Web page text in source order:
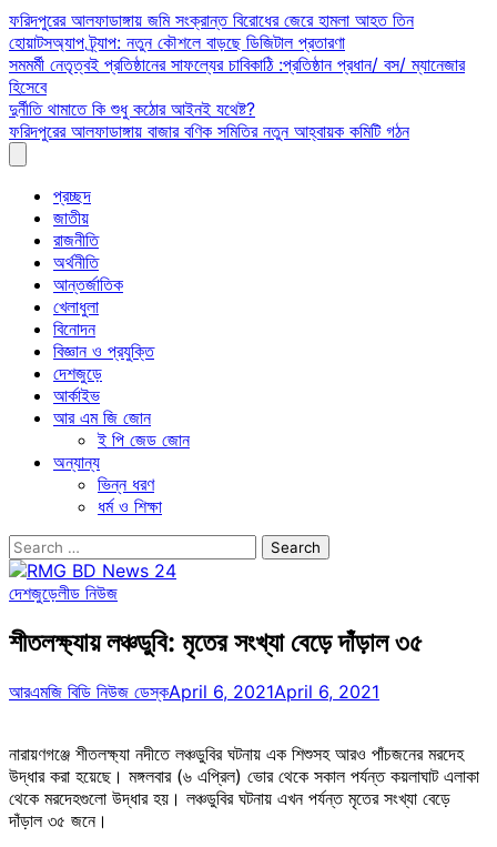
Skip
to
content
ফরিদপুরের আলফাডাঙ্গায় জমি সংক্রান্ত বিরোধের জেরে হামলা আহত তিন
হোয়াটসঅ্যাপ ট্র্যাপ: নতুন কৌশলে বাড়ছে ডিজিটাল প্রতারণা
সমমর্মী নেতৃত্বই প্রতিষ্ঠানের সাফল্যের চাবিকাঠি :প্রতিষ্ঠান প্রধান/ বস/ ম্যানেজার
হিসেবে
দুর্নীতি থামাতে কি শুধু কঠোর আইনই যথেষ্ট?
ফরিদপুরের আলফাডাঙ্গায় বাজার বণিক সমিতির নতুন আহ্বায়ক কমিটি গঠন
প্রচ্ছদ
জাতীয়
রাজনীতি
অর্থনীতি
আন্তর্জাতিক
খেলাধুলা
বিনোদন
বিজ্ঞান ও প্রযুক্তি
দেশজুড়ে
আর্কাইভ
আর এম জি জোন
ই পি জেড জোন
অন্যান্য
ভিন্ন ধরণ
ধর্ম ও শিক্ষা
Search
for:
দেশজুড়েলীড নিউজ
শীতলক্ষ্যায় লঞ্চডুবি: মৃতের সংখ্যা বেড়ে দাঁড়াল ৩৫
আরএমজি বিডি নিউজ ডেস্কApril 6, 2021April 6, 2021
নারায়ণগঞ্জে শীতলক্ষ্যা নদীতে লঞ্চডুবির ঘটনায় এক শিশুসহ আরও পাঁচজনের মরদেহ
উদ্ধার করা হয়েছে। মঙ্গলবার (৬ এপ্রিল) ভোর থেকে সকাল পর্যন্ত কয়লাঘাট এলাকা
থেকে মরদেহগুলো উদ্ধার হয়। লঞ্চডুবির ঘটনায় এখন পর্যন্ত মৃতের সংখ্যা বেড়ে
দাঁড়াল ৩৫ জনে।